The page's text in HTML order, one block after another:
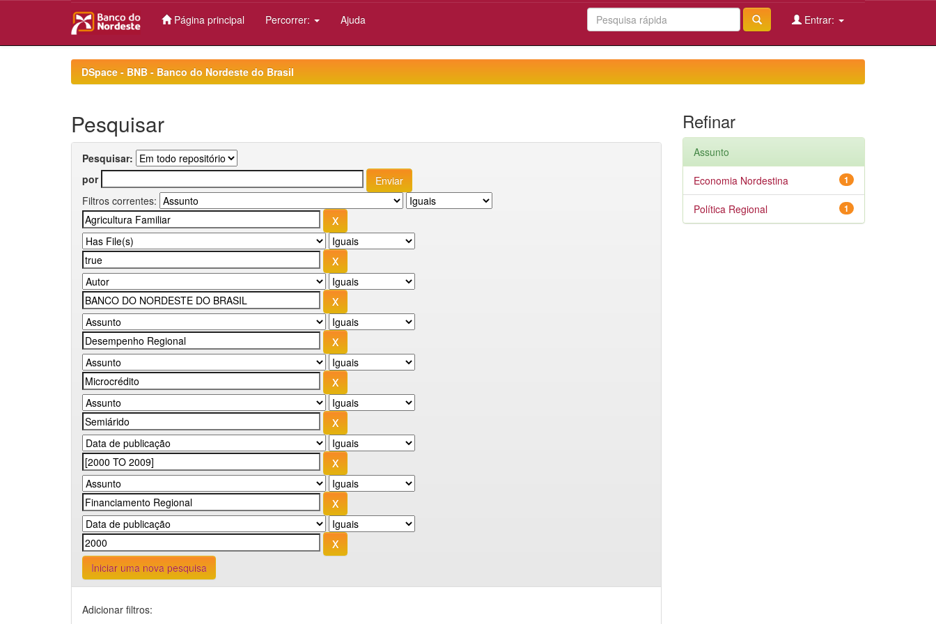
Página principal Percorrer: Ajuda Entrar:
DSpace - BNB - Banco do Nordeste do Brasil
Pesquisar
Pesquisar:
por
Filtros correntes:
Iniciar uma nova pesquisa
Adicionar filtros:
Refinar
Assunto
1
Economia Nordestina
1
Política Regional